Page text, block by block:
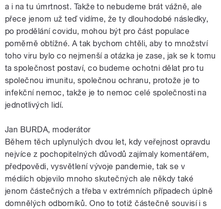
a i na tu úmrtnost. Takže to nebudeme brát vážně, ale
přece jenom už teď vidíme, že ty dlouhodobé následky,
po prodělání covidu, mohou být pro část populace
poměrně obtížné. A tak bychom chtěli, aby to množství
toho viru bylo co nejmenší a otázka je zase, jak se k tomu
ta společnost postaví, co budeme ochotni dělat pro tu
společnou imunitu, společnou ochranu, protože je to
infekční nemoc, takže je to nemoc celé společnosti na
jednotlivých lidí.
Jan BURDA, moderátor
Během těch uplynulých dvou let, kdy veřejnost opravdu
nejvíce z pochopitelných důvodů zajímaly komentářem,
předpovědi, vysvětlení vývoje pandemie, tak se v
médiích objevilo mnoho skutečných ale někdy také
jenom částečných a třeba v extrémních případech úplně
domnělých odborníků. Ono to totiž částečně souvisí i s